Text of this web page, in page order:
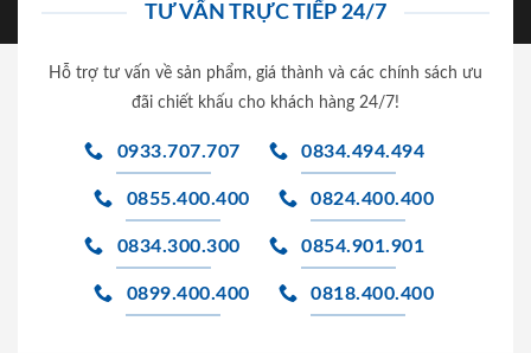
TƯ VẤN TRỰC TIẾP 24/7
Hỗ trợ tư vấn về sản phẩm, giá thành và các chính sách ưu
đãi chiết khấu cho khách hàng 24/7!
0933.707.707 0834.494.494
0855.400.400 0824.400.400
0834.300.300 0854.901.901
0899.400.400 0818.400.400